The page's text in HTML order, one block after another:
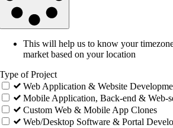
This will help us to know your
market based on your location
Type of Project
Web Application & Website
Mobile Application, Back-end & Web-
Custom Web & Mobile App Clones
Web/Desktop Software & Portal